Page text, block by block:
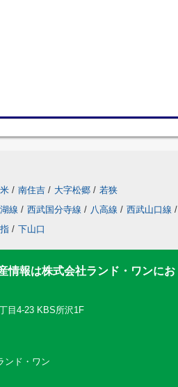
/ 南住吉 / 大字松郷 / 若狭
線 / 西武国分寺線 / 八高線 / 西武山口線 /
/ 下山口
情報は株式会社ランド・ワンにお
目4-23 KBS所沢1F
ンド・ワン